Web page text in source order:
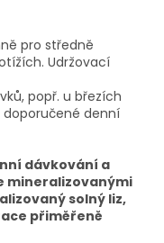
pro středně
Udržovací
popř. u březích
doporučené denní
dávkování a
mineralizovanými
solný liz,
přiměřeně